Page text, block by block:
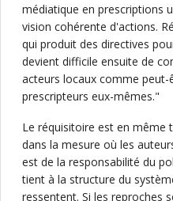
médiatique en prescriptions
vision cohérente d'actions.
qui produit des directives
devient difficile ensuite de
acteurs locaux comme
prescripteurs eux-mêmes."
Le réquisitoire est en même
dans la mesure où les
est de la responsabilité du
tient à la structure du
ressentent. Si les reproches